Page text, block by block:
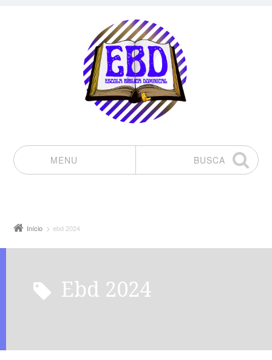
MENU
BUSCA
Início ebd 2024
ebd 2024